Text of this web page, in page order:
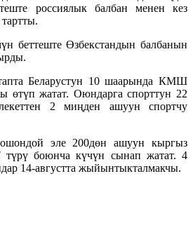
россиялык балбан менен кез
беттеште Өзбекстандын балбанын
Беларустун 10 шаарында КМШ
өтүп жатат. Оюндарга спорттун 22
2 миңден ашуун спортчу
эле 200дөн ашуун кыргыз
түрү боюнча күчүн сынап жатат. 4
14-августта жыйынтыкталмакчы.